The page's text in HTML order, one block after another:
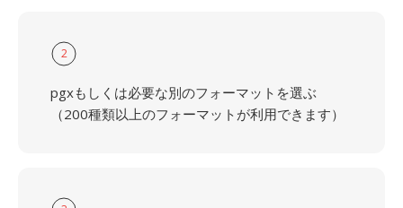
2
pgxもしくは必要な別のフォーマットを選ぶ
（200種類以上のフォーマットが利用できます）